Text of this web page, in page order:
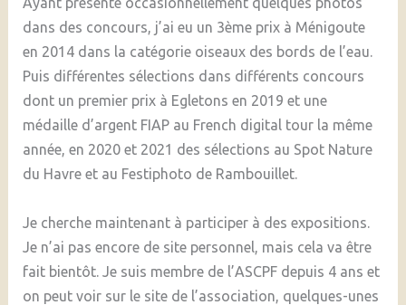
dans des concours, j’ai eu un 3ème prix à Ménigoute
en 2014 dans la catégorie oiseaux des bords de l’eau.
Puis différentes sélections dans différents concours
dont un premier prix à Egletons en 2019 et une
médaille d’argent FIAP au French digital tour la même
année, en 2020 et 2021 des sélections au Spot Nature
du Havre et au Festiphoto de Rambouillet.
Je cherche maintenant à participer à des expositions.
Je n’ai pas encore de site personnel, mais cela va être
fait bientôt. Je suis membre de l’ASCPF depuis 4 ans et
on peut voir sur le site de l’association, quelques-unes